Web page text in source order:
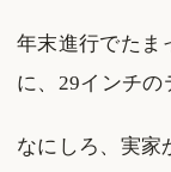
年末進行でたま
に、29インチの
なにしろ、実家